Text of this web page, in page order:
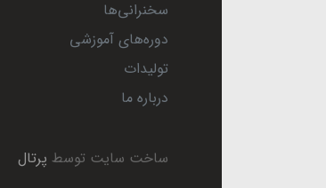
سخنرانی‌ها
دوره‌های آموزشی
تولیدات
درباره ما
ساخت سایت توسط پرتال